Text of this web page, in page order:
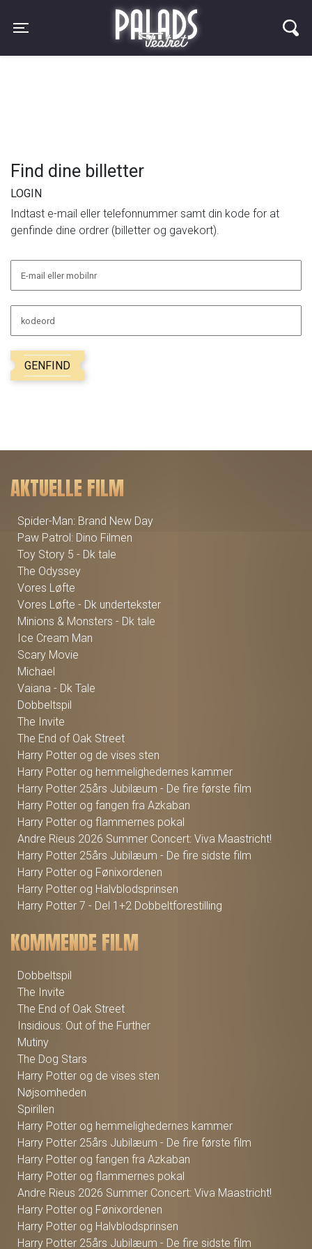
Toggle navigation
Palads Teatret
Find dine billetter
LOGIN
Indtast e-mail eller telefonnummer samt din kode for at
genfinde dine ordrer (billetter og gavekort).
E-mail eller mobilnr
kodeord
GENFIND
AKTUELLE FILM
Spider-Man: Brand New Day
Paw Patrol: Dino Filmen
Toy Story 5 - Dk tale
The Odyssey
Vores Løfte
Vores Løfte - Dk undertekster
Minions & Monsters - Dk tale
Ice Cream Man
Scary Movie
Michael
Vaiana - Dk Tale
Dobbeltspil
The Invite
The End of Oak Street
Harry Potter og de vises sten
Harry Potter og hemmelighedernes kammer
Harry Potter 25års Jubilæum - De fire første film
Harry Potter og fangen fra Azkaban
Harry Potter og flammernes pokal
Andre Rieus 2026 Summer Concert: Viva Maastricht!
Harry Potter 25års Jubilæum - De fire sidste film
Harry Potter og Fønixordenen
Harry Potter og Halvblodsprinsen
Harry Potter 7 - Del 1+2 Dobbeltforestilling
KOMMENDE FILM
Dobbeltspil
The Invite
The End of Oak Street
Insidious: Out of the Further
Mutiny
The Dog Stars
Harry Potter og de vises sten
Nøjsomheden
Spirillen
Harry Potter og hemmelighedernes kammer
Harry Potter 25års Jubilæum - De fire første film
Harry Potter og fangen fra Azkaban
Harry Potter og flammernes pokal
Andre Rieus 2026 Summer Concert: Viva Maastricht!
Harry Potter og Fønixordenen
Harry Potter og Halvblodsprinsen
Harry Potter 25års Jubilæum - De fire sidste film